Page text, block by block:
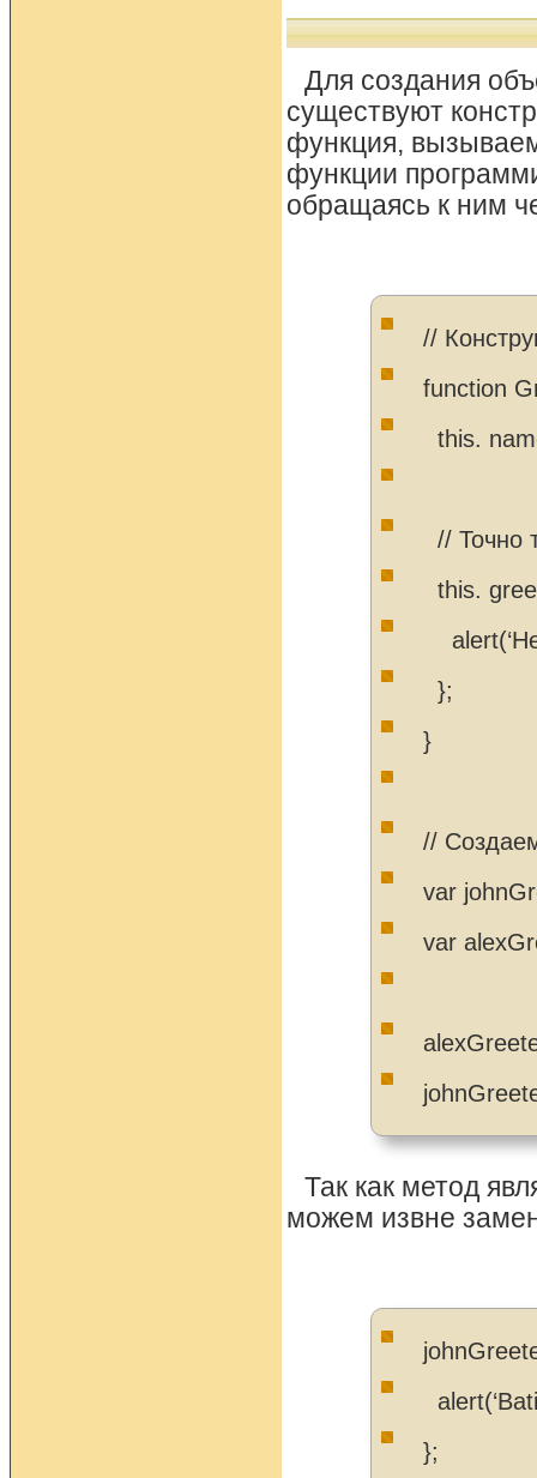
Для создания
существуют
функция,
функции
обращаясь к ним
//
function
this.
// Точно
this.
};
}
//
var
var
Так как метод
можем извне
};